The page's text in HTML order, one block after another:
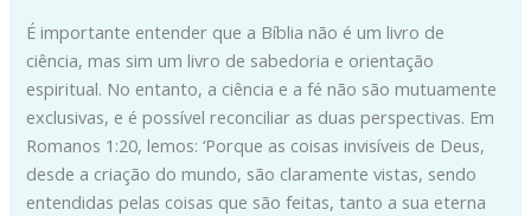
É importante entender que a Bíblia não é um livro de
ciência, mas sim um livro de sabedoria e orientação
espiritual. No entanto, a ciência e a fé não são mutuamente
exclusivas, e é possível reconciliar as duas perspectivas. Em
Romanos 1:20, lemos: ‘Porque as coisas invisíveis de Deus,
desde a criação do mundo, são claramente vistas, sendo
entendidas pelas coisas que são feitas, tanto a sua eterna